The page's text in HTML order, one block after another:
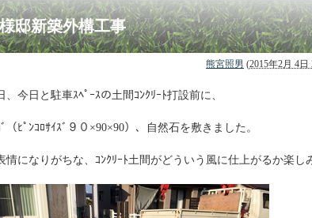
邸新築外構工事
熊宮照男 (2015年2月 4日
、今日と駐車ｽﾍﾟｰｽの土間ｺﾝｸﾘｰﾄ打設前に、
ﾞ（ﾋﾟﾝｺﾛｻｲｽﾞ９０×90×90）、自然石を敷きました。
情になりがちな、ｺﾝｸﾘｰﾄ土間がどういう風に仕上がるか楽し